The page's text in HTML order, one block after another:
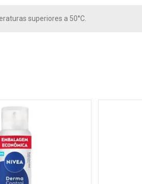
superiores a 50°C.